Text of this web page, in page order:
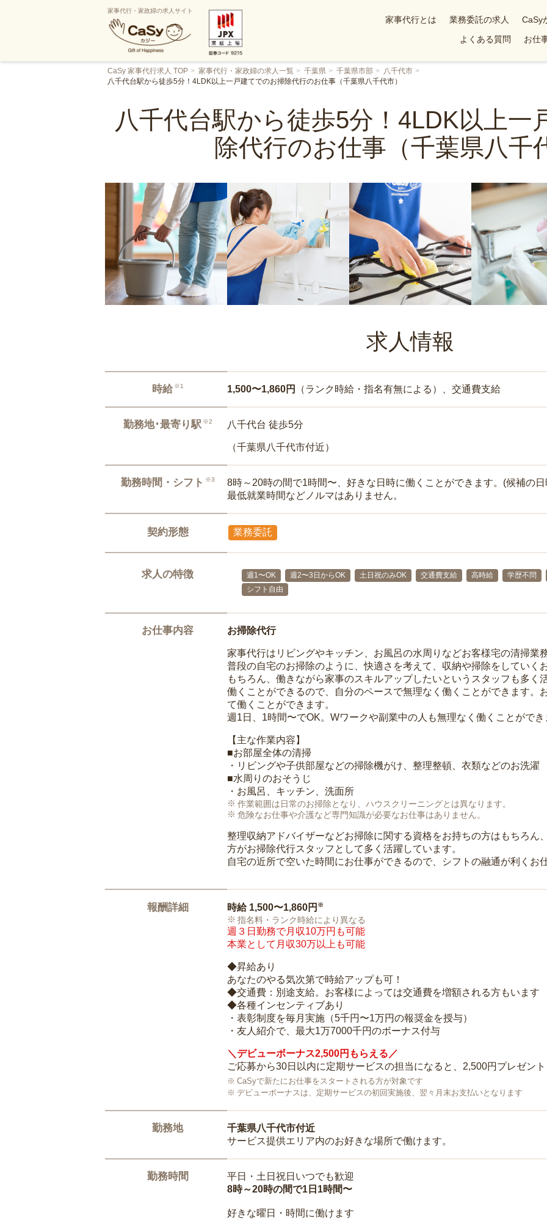
家事代行・家政婦の求人サイト
家事代行とは 業務委託の求人 CaSy
よくある質問
お仕
CaSy 家事代行求人 TOP 家事代行・家政婦の求人一覧 千葉県 千葉県市部
八千代市
八千代台駅から徒歩5分！4LDK以上一戸建てでのお掃除代行のお仕事（千葉県八千代市）
八千代台駅から徒歩5分！4LDK以上一
除代行のお仕事（千葉県八千
求人情報
時給 ※1 1,500〜1,860円 （ランク時給・指名有無による）、交通費支給
勤務地･最寄り駅 ※2 八千代台 徒歩5分
（千葉県八千代市付近）
勤務時間・シフト ※3
8時～20時の間で1時間〜、好きな日時に働くことができます。(候補の
最低就業時間などノルマはありません。
契約形態 業務委託
求人の特徴 週1〜OK 週2〜3日からOK 土日祝のみOK 交通費支給 高時給 学歴不問
シフト自由
お仕事内容 お掃除代行
家事代行はリビングやキッチン、お風呂の水周りなどお客様宅の清掃業務
普段の自宅のお掃除のように、快適さを考えて、収納や掃除をしていく
もちろん、働きながら家事のスキルアップしたいというスタッフも多く
働くことができるので、自分のペースで無理なく働くことができます。
て働くことができます。
週1日、1時間〜でOK。Wワークや副業中の人も無理なく働くことができ
【主な作業内容】
■お部屋全体の清掃
・リビングや子供部屋などの掃除機がけ、整理整頓、衣類などのお洗濯
■水周りのおそうじ
・お風呂、キッチン、洗面所
作業範囲は日常のお掃除となり、ハウスクリーニングとは異なります。
危険なお仕事や介護など専門知識が必要なお仕事はありません。
整理収納アドバイザーなどお掃除に関する資格をお持ちの方はもちろん
方がお掃除代行スタッフとして多く活躍しています。
自宅の近所で空いた時間にお仕事ができるので、シフトの融通が利くお
報酬詳細 時給 1,500〜1,860円 ※
指名料・ランク時給により異なる
週３日勤務で月収10万円も可能
本業として月収30万以上も可能
◆昇給あり
あなたのやる気次第で時給アップも可！
◆交通費：別途支給。お客様によっては交通費を増額される方もいます
◆各種インセンティブあり
・表彰制度を毎月実施（5千円〜1万円の報奨金を授与）
・友人紹介で、最大1万7000千円のボーナス付与
＼デビューボーナス2,500円もらえる／
ご応募から30日以内に定期サービスの担当になると、2,500円プレゼント
CaSyで新たにお仕事をスタートされる方が対象です
デビューボーナスは、定期サービスの初回実施後、翌々月末お支払いとなります
勤務地
千葉県八千代市付近
サービス提供エリア内のお好きな場所で働けます。
勤務時間
平日・土日祝日いつでも歓迎
8時～20時の間で1日1時間〜
好きな曜日・時間に働けます